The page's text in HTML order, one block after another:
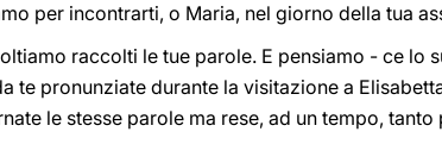
per incontrarti, o Maria, nel giorno della tua
raccolti le tue parole. E pensiamo - ce lo
te pronunziate durante la visitazione a
le stesse parole ma rese, ad un tempo,